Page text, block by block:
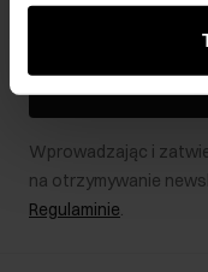
podczas korzystania
Wprowadzając i
na otrzymywanie
Regulaminie.